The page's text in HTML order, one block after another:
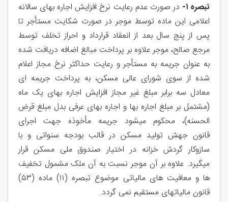
تبصره ۱-
در صورت عدم رعایت نرخ افزایش اجاره بهای سالانه
اعلامی این ماده توسط موجر در صورت شکایت مستأجر تا
پس از پنج سال بعد از انعقاد قرارداد و احراز تخلف توسط
مرجع صالح، موجر علاوه بر پرداخت مبالغ اضافه دریافت شده
به عنوان جریمه به مستأجر و رعایت حداکثر نرخ مجاز اعلام
شده از سوی شورای عالی مسکن، به پرداخت جریمه ای
معادل سه برابر مبلغ غیر مجاز افزایش اجاره بهای یک ماه
(مشتمل بر مبلغ اجاره بها و اجاره بهای عرفی بدل مبلغ قرض
الحسنه)، محکوم میشود جریمه مأخوذه جهت اجرای
قانون جهش تولید مسکن در قالب بودجه سنواتی و با
سازوکار گردش خزانه در اختیار صندوق ملی مسکن قرار
میگیرد. علاوه بر آن موجر نسبت به آن ملک مشمول تخفیف
ها و معافیت های مالیاتی موضوع تبصره (۱۱) ماده (۵۳)
قانون مالیاتهای مستقیم نمی گردد.